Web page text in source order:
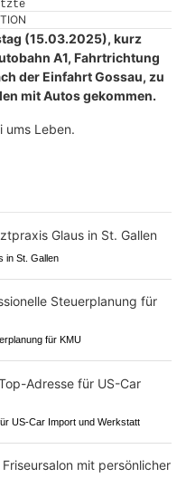
(15.03.2025), kurz
A1, Fahrtrichtung
der Einfahrt Gossau, zu
mit Autos gekommen.
ums Leben.
in St. Gallen
für KMU
US-Car Import und Werkstatt